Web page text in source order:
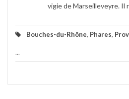
vigie de Marseilleveyre. Il
Bouches-du-Rhône, Phares,
...